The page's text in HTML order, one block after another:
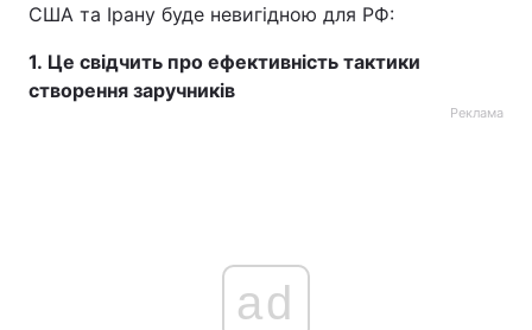
США та Ірану буде невигідною для РФ:
1. Це свідчить про ефективність тактики
створення заручників
Реклама
ad